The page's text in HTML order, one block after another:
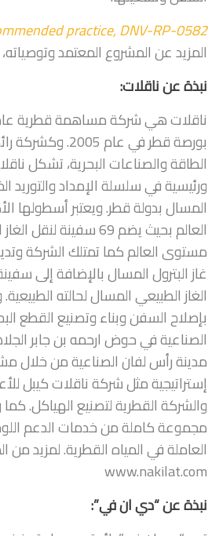
practice, DNV-RP-0582
المزيد عن المشروع المعتمد وتوصياته،
نبذة عن ناقلات:
ناقلات هي شركة مساهمة قطرية
بورصة قطر في عام
الطاقة والصناعات البحرية، تشكل
ورئيسية في سلسلة الإمداد والتوريد
المسال بدولة قطر. ويعتبر أسطولها
العالم بحيث يضم 69
مستوى العالم كما تمتلك الشركة
غاز البترول المسال بالإضافة إلى
الغاز الطبيعي المسال لحالته
بإصلاح السفن وبناء وتصنيع القطع
الصناعية في حوض ارحمه بن جابر
مدينة رأس لفان الصناعية من خلال
إستراتيجية مثل شركة ناقلات كيبل
والشركة القطرية لتصنيع الهياكل.
مجموعة كاملة من خدمات الدعم
العاملة في المياه القطرية. لمزيد من
www.nakilat.com
نبذة عن “دي ان في”: